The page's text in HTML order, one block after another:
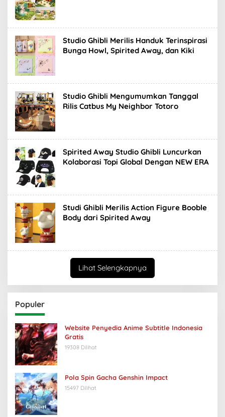
Studio Ghibli Merilis Handuk Terinspirasi
Bunga Howl, Spirited Away, dan Kiki
Studio Ghibli Mengumumkan Tanggal
Rilis Catbus My Neighbor Totoro
Spirited Away Studio Ghibli Luncurkan
Kolaborasi Topi Global Dengan NEW ERA
Studi Ghibli Merilis Action Figure Booble
Body dari Spirited Away
Lihat Selengkapnya
Populer
Website Penyedia Anime Subtitle Indonesia
Gratis
19308 Dilihat
Pola Spin Gacha Genshin Impact
15497 Dilihat